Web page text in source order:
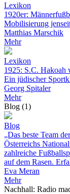
Lexikon
1920er:
Mobilisierung
Matthias Marschik
Mehr
Lexikon
1925: S.C. Hakoah
Ein jüdischer
Georg Spitaler
Mehr
Blog (1)
Blog
„Das beste Team
Österreichs
zahlreiche
auf dem Rasen.
Eva Meran
Mehr
Nachhall: Radio